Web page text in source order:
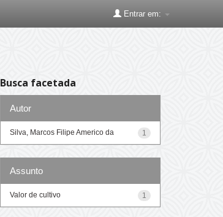
Entrar em:
Busca facetada
Autor
1
Silva, Marcos Filipe Americo da
Assunto
1
Valor de cultivo